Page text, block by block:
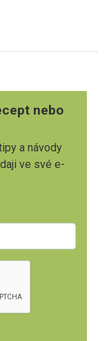
nebo
a návody
ve své e-